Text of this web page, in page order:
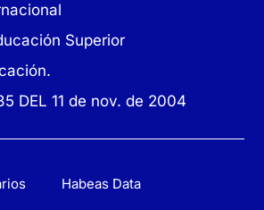
Superior
DEL 11 de nov. de 2004
Habeas Data